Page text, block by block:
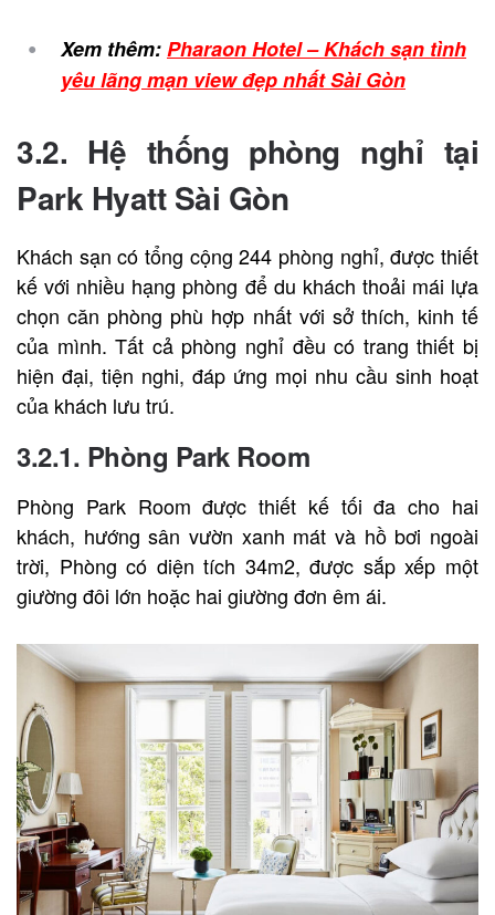
Xem thêm:Pharaon Hotel – Khách sạn tình
yêu lãng mạn view đẹp nhất Sài Gòn
3.2. Hệ thống phòng nghỉ tại
Park Hyatt Sài Gòn
Khách sạn có tổng cộng 244 phòng nghỉ, được thiết
kế với nhiều hạng phòng để du khách thoải mái lựa
chọn căn phòng phù hợp nhất với sở thích, kinh tế
của mình. Tất cả phòng nghỉ đều có trang thiết bị
hiện đại, tiện nghi, đáp ứng mọi nhu cầu sinh hoạt
của khách lưu trú.
3.2.1. Phòng Park Room
Phòng Park Room được thiết kế tối đa cho hai
khách, hướng sân vườn xanh mát và hồ bơi ngoài
trời, Phòng có diện tích 34m2, được sắp xếp một
giường đôi lớn hoặc hai giường đơn êm ái.